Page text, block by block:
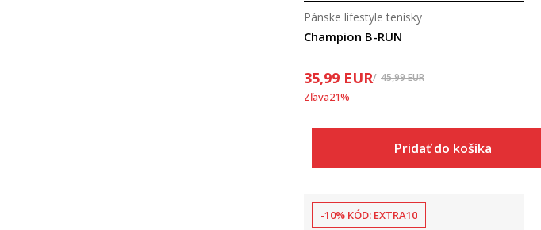
Champion B-RUN
Pánske lifestyle tenisky
35,99 EUR 45,99EUR
Zľava21%
Pridať do košíka
-10% KÓD: EXTRA10